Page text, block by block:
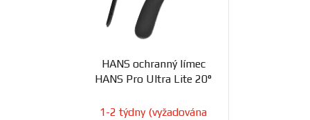
HANS ochranný límec
HANS Pro Ultra Lite 20°
1-2 týdny (vyžadována